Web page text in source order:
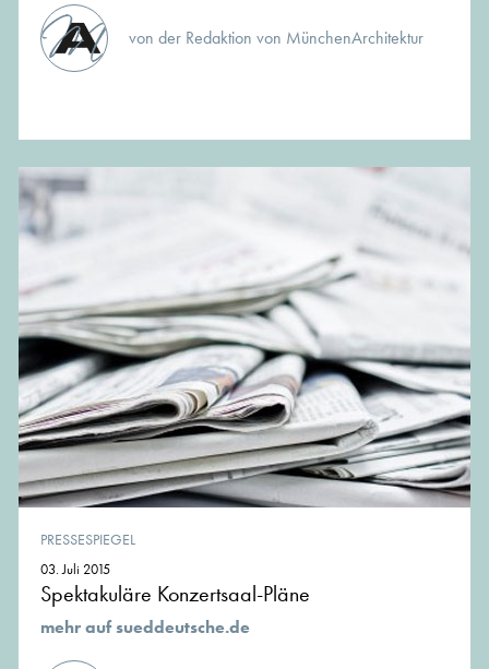
von der Redaktion von MünchenArchitektur
PRESSESPIEGEL
03. Juli 2015
Spektakuläre Konzertsaal-Pläne
mehr auf sueddeutsche.de